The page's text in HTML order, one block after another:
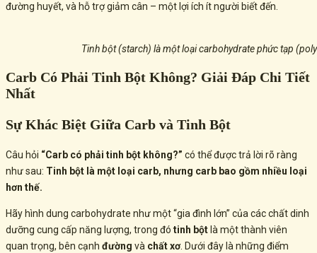
đường huyết, và hỗ trợ giảm cân – một lợi ích ít người biết đến.
Tinh bột (starch) là một loại carbohydrate phức tạp
Carb Có Phải Tinh Bột Không? Giải Đáp Chi Tiết
Nhất
Sự Khác Biệt Giữa Carb và Tinh Bột
Câu hỏi “Carb có phải tinh bột không?” có thể được trả lời rõ ràng
như sau: Tinh bột là một loại carb, nhưng carb bao gồm nhiều loại
hơn thế.
Hãy hình dung carbohydrate như một “gia đình lớn” của các chất dinh
dưỡng cung cấp năng lượng, trong đó tinh bột là một thành viên
quan trọng, bên cạnh đường và chất xơ. Dưới đây là những điểm